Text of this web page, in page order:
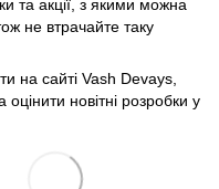
та акції, з якими можна
не втрачайте таку
на сайті Vash Devays,
новітні розробки у